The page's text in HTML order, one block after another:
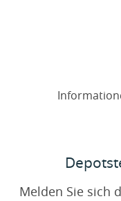
Melden Sie sich